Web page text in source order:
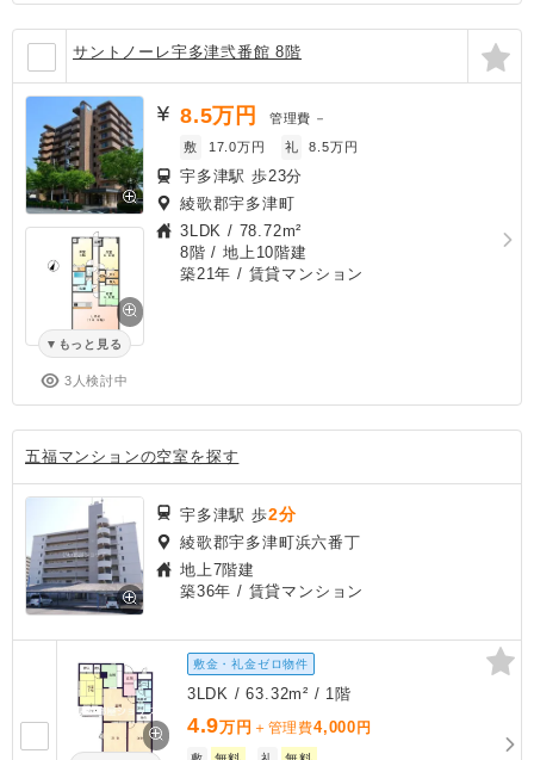
サントノーレ宇多津弐番館 8階
もっと見る
3人検討中
8.5万円 管理費 －
敷
17.0万円 礼 8.5万円
宇多津駅 歩23分
綾歌郡宇多津町
3LDK / 78.72m²
8階 / 地上10階建
築21年 / 賃貸マンション
五福マンションの空室を探す
宇多津駅 歩2分
綾歌郡宇多津町浜六番丁
地上7階建
築36年 / 賃貸マンション
敷金・礼金ゼロ物件
3LDK / 63.32m² / 1階
4.9万円 ＋管理費4,000 円